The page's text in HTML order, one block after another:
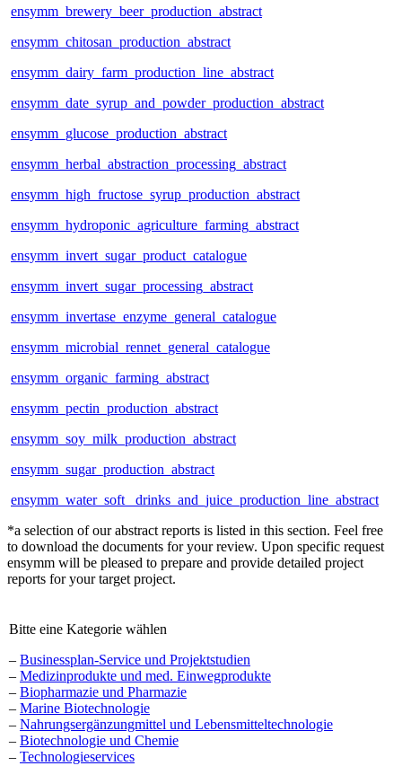
ensymm_brewery_beer_production_abstract
ensymm_chitosan_production_abstract
ensymm_dairy_farm_production_line_abstract
ensymm_date_syrup_and_powder_production_abstract
ensymm_glucose_production_abstract
ensymm_herbal_abstraction_processing_abstract
ensymm_high_fructose_syrup_production_abstract
ensymm_hydroponic_agriculture_farming_abstract
ensymm_invert_sugar_product_catalogue
ensymm_invert_sugar_processing_abstract
ensymm_invertase_enzyme_general_catalogue
ensymm_microbial_rennet_general_catalogue
ensymm_organic_farming_abstract
ensymm_pectin_production_abstract
ensymm_soy_milk_production_abstract
ensymm_sugar_production_abstract
ensymm_water_soft_ drinks_and_juice_production_line_abstract
*a selection of our abstract reports is listed in this section. Feel free
to download the documents for your review. Upon specific request
ensymm will be pleased to prepare and provide detailed project
reports for your target project.
Bitte eine Kategorie wählen
– Businessplan-Service und Projektstudien
– Medizinprodukte und med. Einwegprodukte
– Biopharmazie und Pharmazie
– Marine Biotechnologie
– Nahrungsergänzungmittel und Lebensmitteltechnologie
– Biotechnologie und Chemie
– Technologieservices